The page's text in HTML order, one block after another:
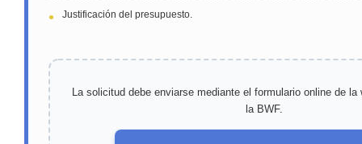
Justificación del presupuesto.
La solicitud debe enviarse mediante el formulario online de la
la BWF.